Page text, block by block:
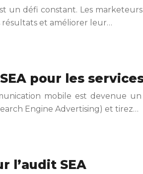
défi constant. Les marketeurs
résultats et améliorer leur…
pour les
mobile est devenue
Engine Advertising) et tirez…
l’audit SEA